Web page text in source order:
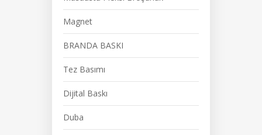
Magnet
BRANDA BASKI
Tez Basımı
Dijital Baskı
Duba